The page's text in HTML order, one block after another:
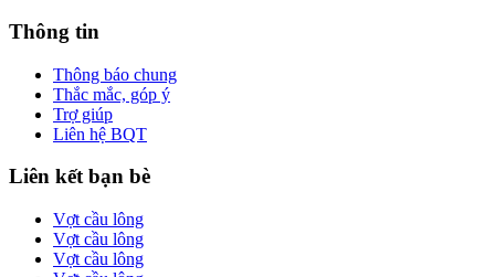
Thông tin
Thông báo chung
Thắc mắc, góp ý
Trợ giúp
Liên hệ BQT
Liên kết bạn bè
Vợt cầu lông
Vợt cầu lông
Vợt cầu lông